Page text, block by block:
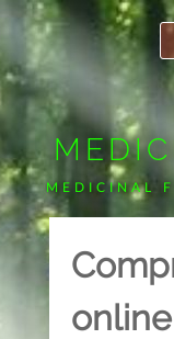
Skip
content
MEDICINAL